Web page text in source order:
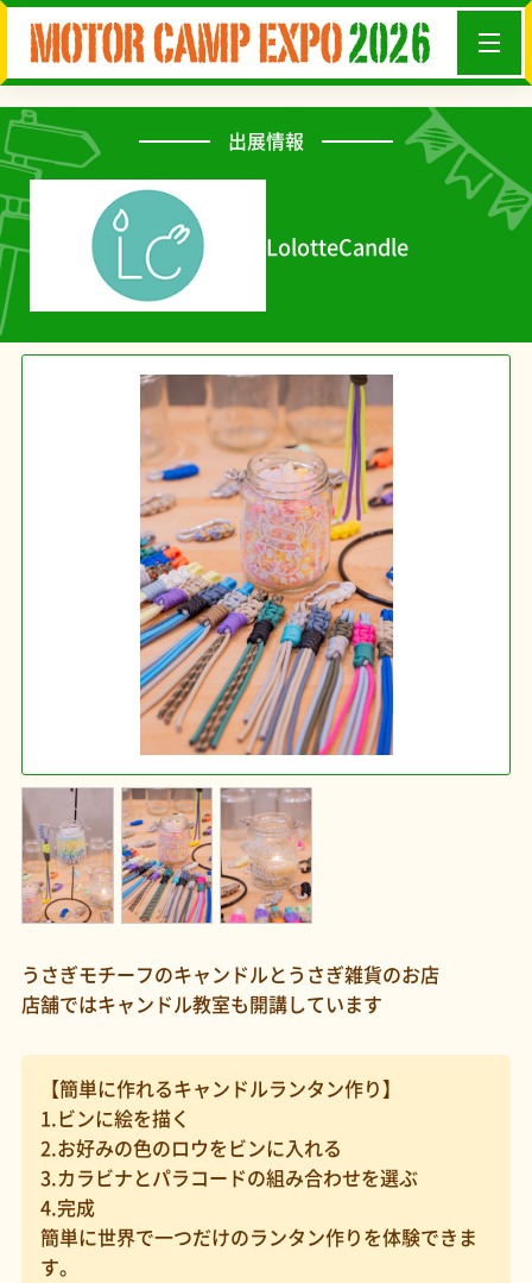
出展情報
LolotteCandle
うさぎモチーフのキャンドルとうさぎ雑貨のお店
店舗ではキャンドル教室も開講しています
【簡単に作れるキャンドルランタン作り】
1.ビンに絵を描く
2.お好みの色のロウをビンに入れる
3.カラビナとパラコードの組み合わせを選ぶ
4.完成
簡単に世界で一つだけのランタン作りを体験できま
す。